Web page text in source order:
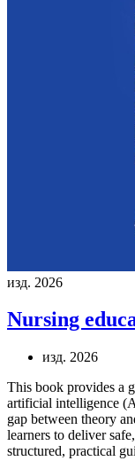
изд. 2026
Nursing
изд. 2026
This book provides a
artificial intelligence
gap between theory
learners to deliver
structured, practical